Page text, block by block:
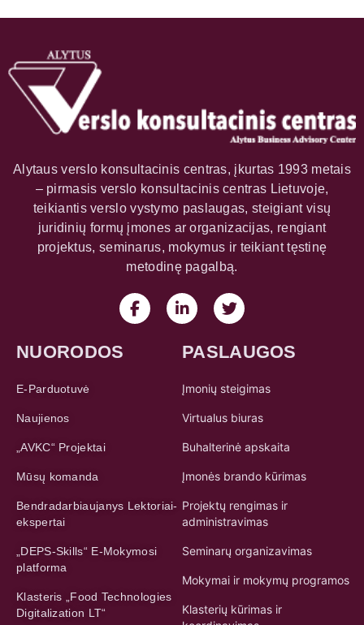
Alytaus verslo konsultacinis centras, įkurtas 1993 metais
– pirmasis verslo konsultacinis centras Lietuvoje,
teikiantis verslo vystymo paslaugas, steigiant visų
juridinių formų įmones ar organizacijas, rengiant
projektus, seminarus, mokymus ir teikiant tęstinę
metodinę pagalbą.
NUORODOS
E-Parduotuvė
Naujienos
„AVKC“ Projektai
Mūsų komanda
Bendradarbiaujanys Lektoriai-
ekspertai
„DEPS-Skills“ E-Mokymosi
platforma
Klasteris „Food Technologies
Digitalization LT“
PASLAUGOS
Įmonių steigimas
Virtualus biuras
Buhalterinė apskaita
Įmonės brando kūrimas
Projektų rengimas ir
administravimas
Seminarų organizavimas
Mokymai ir mokymų programos
Klasterių kūrimas ir